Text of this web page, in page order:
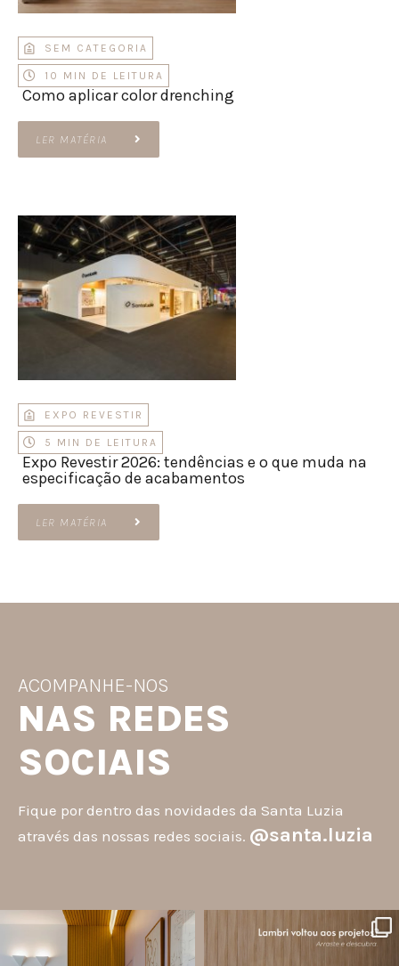
SEM CATEGORIA
10 MIN DE LEITURA
Como aplicar color drenching
LER MATÉRIA
EXPO REVESTIR
5 MIN DE LEITURA
Expo Revestir 2026: tendências e o que muda na
especificação de acabamentos
LER MATÉRIA
ACOMPANHE-NOS
NAS REDES
SOCIAIS
Fique por dentro das novidades da Santa Luzia
através das nossas redes sociais. @santa.luzia
santa.luzia
A #InspoSantaLuzia é um espaço
criado para divulgar projetos que
O lambri é um revestimento versátil